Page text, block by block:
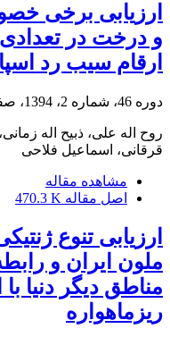
ارزیابی برخی
و درخت در تعدادی
ارقام سیب رد
دوره 46، شماره 2، 1394، صفحه
روح اله علی، ذبیح اله
قرقانی، اسماعیل فلاحی
مشاهده مقاله
اصل مقاله 470.3 K
ارزیابی تنوع
ملون ایران و
مناطق دیگر دنیا
ریزماهواره